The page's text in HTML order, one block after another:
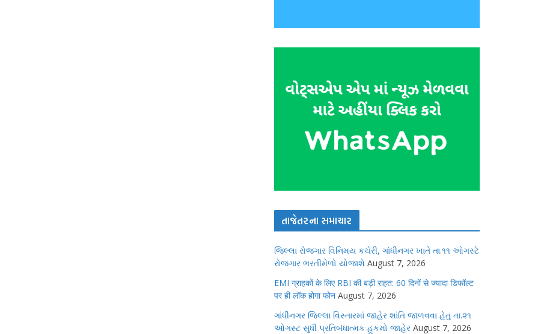
તાજેતરના સમાચાર
જિલ્લા રોજગાર વિનિમય કચેરી, ગાંધીનગર ખાતે તા.૧૧ ઓગસ્ટે
રોજગાર ભરતીમેળો યોજાશે August 7, 2026
EMI ग्राहकों के लिए RBI की बड़ी राहत: 60 दिनों से ज्यादा डिफॉल्ट
पर ही लॉक होगा फोन August 7, 2026
ગાંધીનગર જિલ્લા વિસ્તારમાં જાહેર શાંતિ જાળવવા હેતુ તા.૨૧
ઓગસ્ટ સુધી પ્રતિબંધાત્મક હુકમો જાહેર August 7, 2026